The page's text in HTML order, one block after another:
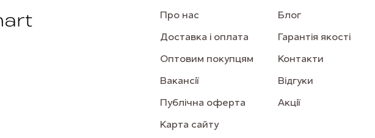
Про нас Блог
Доставка і оплата Гарантія якості
Оптовим покупцям Контакти
Вакансії Відгуки
Публічна оферта Акції
Карта сайту